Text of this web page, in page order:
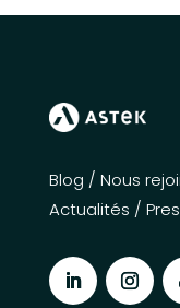
Blog / Nous
Actualités /